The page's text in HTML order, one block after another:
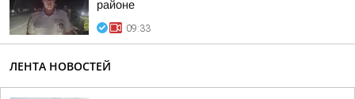
районе
09:33
ЛЕНТА НОВОСТЕЙ